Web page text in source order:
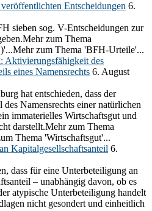
Entscheidungen 6.
sieben sog. V-Entscheidungen zur
zum Thema
zum Thema 'BFH-Urteile'...
Aktivierungsfähigkeit des
eines Namensrechts 6. August
hat entschieden, dass der
Namensrechts einer natürlichen
immaterielles Wirtschaftsgut und
darstellt.Mehr zum Thema
Thema 'Wirtschaftsgut'...
Kapitalgesellschaftsanteil 6.
dass für eine Unterbeteiligung an
– unabhängig davon, ob es
atypische Unterbeteiligung handelt
nicht gesondert und einheitlich